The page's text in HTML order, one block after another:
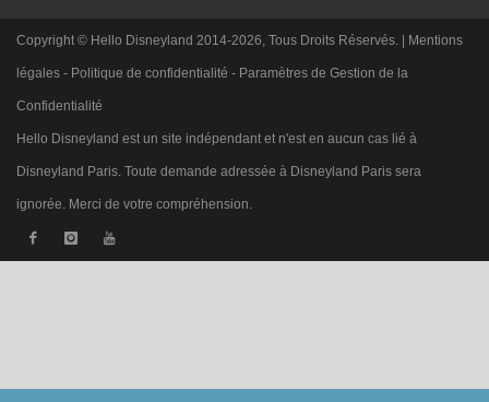
Copyright © Hello Disneyland 2014-2026, Tous Droits Réservés. | Mentions
légales - Politique de confidentialité - Paramètres de Gestion de la
Confidentialité
Hello Disneyland est un site indépendant et n'est en aucun cas lié à
Disneyland Paris. Toute demande adressée à Disneyland Paris sera
ignorée. Merci de votre compréhension.